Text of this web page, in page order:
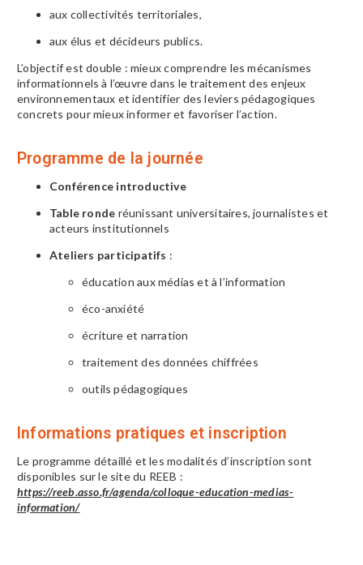
aux collectivités territoriales,
aux élus et décideurs publics.
L’objectif est double : mieux comprendre les mécanismes
informationnels à l’œuvre dans le traitement des enjeux
environnementaux et identifier des leviers pédagogiques
concrets pour mieux informer et favoriser l’action.
Programme de la journée
Conférence introductive
Table ronde réunissant universitaires, journalistes et
acteurs institutionnels
Ateliers participatifs :
éducation aux médias et à l’information
éco-anxiété
écriture et narration
traitement des données chiffrées
outils pédagogiques
Informations pratiques et inscription
Le programme détaillé et les modalités d’inscription sont
disponibles sur le site du REEB :
https://reeb.asso.fr/agenda/colloque-education-medias-
information/